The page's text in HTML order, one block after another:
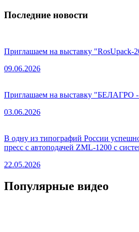
Последние новости
Приглашаем на выставку "RosUpack-
09.06.2026
Приглашаем на выставку "БЕЛАГРО -
03.06.2026
В одну из типографий России
пресс с автоподачей ZML-1200 с
22.05.2026
Популярные видео